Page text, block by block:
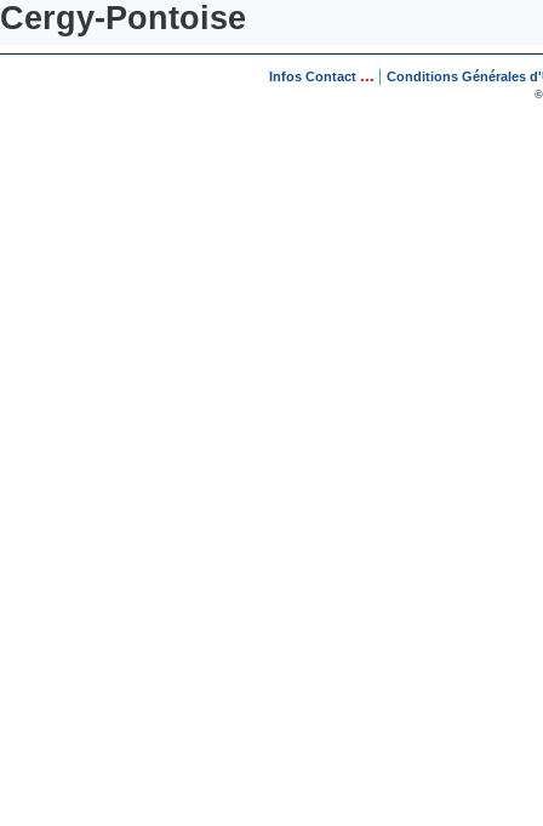
Cergy-Pontoise
Infos Contact ... Conditions Générales
©